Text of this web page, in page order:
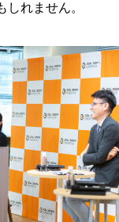
しれません。